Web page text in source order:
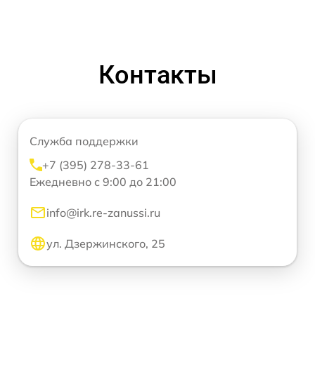
Контакты
Служба поддержки
+7 (395) 278-33-61
Ежедневно с 9:00 до 21:00
info@irk.re-zanussi.ru
ул. Дзержинского, 25